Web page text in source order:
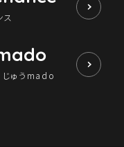
ス
ゅうmado